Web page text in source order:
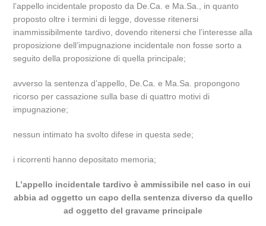
l’appello incidentale proposto da De.Ca. e Ma.Sa., in quanto
proposto oltre i termini di legge, dovesse ritenersi
inammissibilmente tardivo, dovendo ritenersi che l’interesse alla
proposizione dell’impugnazione incidentale non fosse sorto a
seguito della proposizione di quella principale;
avverso la sentenza d’appello, De.Ca. e Ma.Sa. propongono
ricorso per cassazione sulla base di quattro motivi di
impugnazione;
nessun intimato ha svolto difese in questa sede;
i ricorrenti hanno depositato memoria;
L’appello incidentale tardivo è ammissibile nel caso in cui
abbia ad oggetto un capo della sentenza diverso da quello
ad oggetto del gravame principale